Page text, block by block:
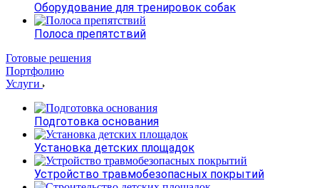
Оборудование для тренировок собак
Полоса препятствий
Готовые решения
Портфолию
Услуги
Подготовка основания
Установка детских площадок
Устройство травмобезопасных покрытий